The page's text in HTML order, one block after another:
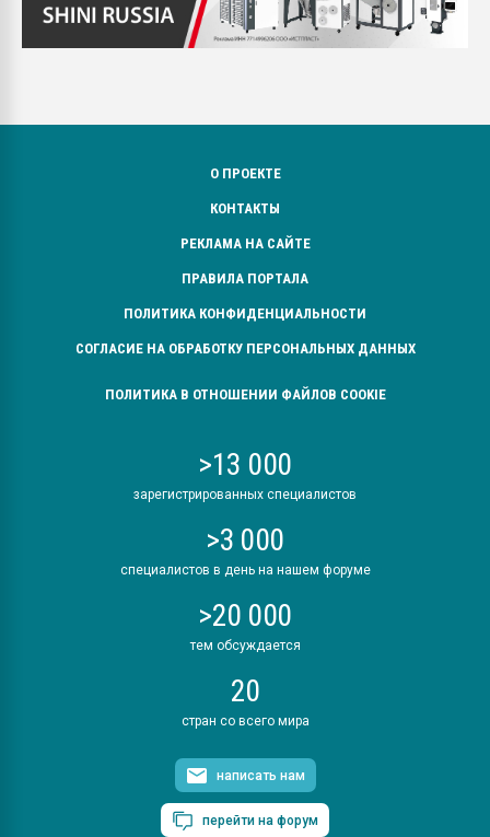
О ПРОЕКТЕ
КОНТАКТЫ
РЕКЛАМА НА САЙТЕ
ПРАВИЛА ПОРТАЛА
ПОЛИТИКА КОНФИДЕНЦИАЛЬНОСТИ
СОГЛАСИЕ НА ОБРАБОТКУ ПЕРСОНАЛЬНЫХ ДАННЫХ
ПОЛИТИКА В ОТНОШЕНИИ ФАЙЛОВ COOKIE
>13 000
зарегистрированных специалистов
>3 000
специалистов в день на нашем форуме
>20 000
тем обсуждается
20
стран со всего мира
написать нам
перейти на форум